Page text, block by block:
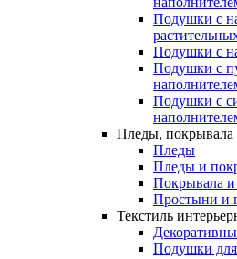
Подушки с
Подушки с
Подушки с
Подушки с
Пледы, покрывала
Пледы
Пледы и
Покрывала
Простыни и
Текстиль
Подушки для